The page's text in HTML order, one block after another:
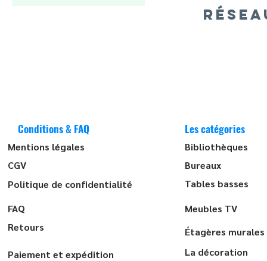
Conditions & FAQ
Mentions légales
CGV
Politique de confidentialité
FAQ
Retours
Paiement et expédition
Les catégories
Bibliothèques
Bureaux
Tables basses
Meubles TV
Étagères murales
La décoration